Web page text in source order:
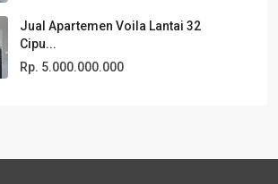
Jual Apartemen Voila Lantai 32
Cipu...
Rp. 5.000.000.000